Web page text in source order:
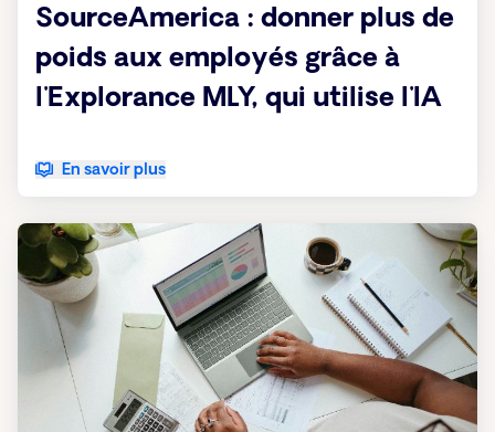
SourceAmerica : donner plus de
poids aux employés grâce à
l'Explorance MLY, qui utilise l'IA
En savoir plus